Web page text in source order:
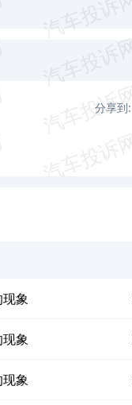
分享到:
象
象
象